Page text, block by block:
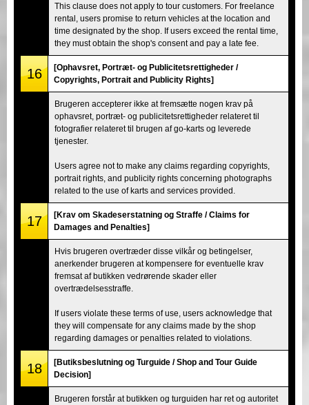
This clause does not apply to tour customers. For freelance
rental, users promise to return vehicles at the location and
time designated by the shop. If users exceed the rental time,
they must obtain the shop's consent and pay a late fee.
16
[Ophavsret, Portræt- og Publicitetsrettigheder /
Copyrights, Portrait and Publicity Rights]
Brugeren accepterer ikke at fremsætte nogen krav på
ophavsret, portræt- og publicitetsrettigheder relateret til
fotografier relateret til brugen af go-karts og leverede
tjenester.
Users agree not to make any claims regarding copyrights,
portrait rights, and publicity rights concerning photographs
related to the use of karts and services provided.
17
[Krav om Skadeserstatning og Straffe / Claims for
Damages and Penalties]
Hvis brugeren overtræder disse vilkår og betingelser,
anerkender brugeren at kompensere for eventuelle krav
fremsat af butikken vedrørende skader eller
overtrædelsesstraffe.
If users violate these terms of use, users acknowledge that
they will compensate for any claims made by the shop
regarding damages or penalties related to violations.
18
[Butiksbeslutning og Turguide / Shop and Tour Guide
Decision]
Brugeren forstår at butikken og turguiden har ret og autoritet